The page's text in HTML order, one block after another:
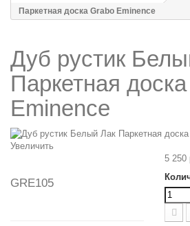
Паркетная доска Grabo Eminence
Дуб рустик
Паркетная
Eminence
Увеличить
GRE105
5 250